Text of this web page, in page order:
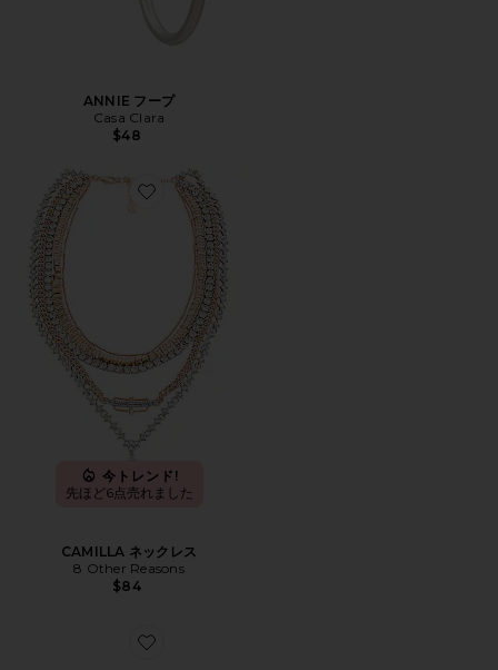
ANNIE フープ
Casa Clara
$48
Favorite CAMILLA ネックレス
今トレンド!
先ほど6点売れました
CAMILLA ネックレス
8 Other Reasons
$84
Favorite IMOGEN フープ